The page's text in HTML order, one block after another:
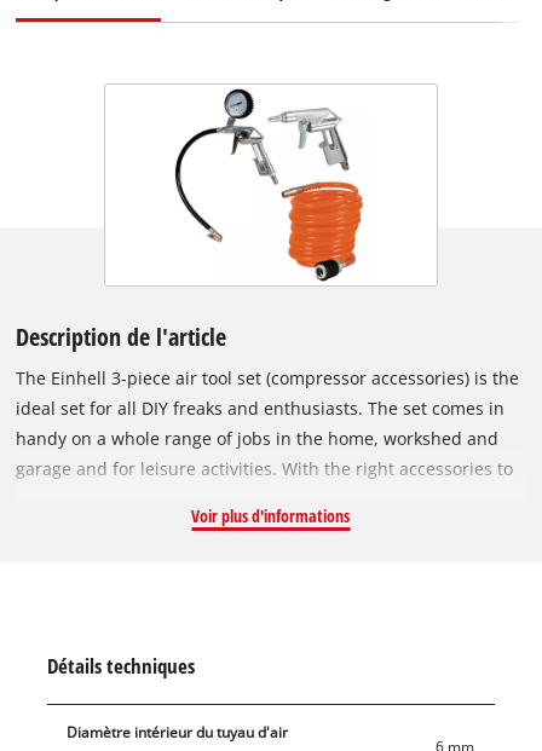
Description de l'article
The Einhell 3-piece air tool set (compressor accessories) is the
ideal set for all DIY freaks and enthusiasts. The set comes in
handy on a whole range of jobs in the home, workshed and
garage and for leisure activities. With the right accessories to
center. The set is suitable for compressors with a working
connected in an instant. It provides the user with an extensive
work area thanks to the five meter compressed air hose,
which has an inner diameter of 6 millimeters. Also included is
Voir plus d'informations
Détails techniques
Diamètre intérieur du tuyau d'air
6 mm